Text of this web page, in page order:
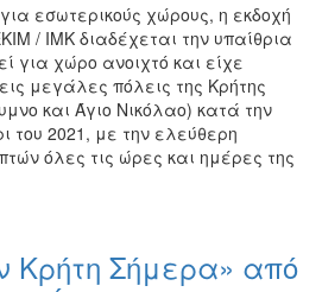
εσωτερικούς χώρους, η εκδοχή
/ ΙΜΚ διαδέχεται την υπαίθρια
για χώρο ανοιχτό και είχε
μεγάλες πόλεις της Κρήτης
και Άγιο Νικόλαο) κατά την
του 2021, με την ελεύθερη
όλες τις ώρες και ημέρες της
Κρήτη Σήμερα» από